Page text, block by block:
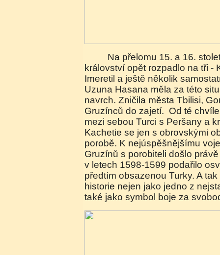
Na přelomu 15. a 16. století se gruzínské
království opět rozpadlo na tři -
Imeretil a ještě několik
Uzuna Hasana měla za této
navrch. Zničila města Tbilisi,
Gruzínců do zajetí. Od té
mezi sebou Turci s Peršany a
Kachetie se jen s obrovskými
porobě. K nejúspěšnějšímu
Gruzínů s porobiteli došlo
v letech 1598-1599 podařilo
předtím obsazenou Turky. A
historie nejen jako jedno z
také jako symbol boje za